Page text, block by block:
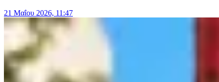
21 Μαΐου 2026, 11:47